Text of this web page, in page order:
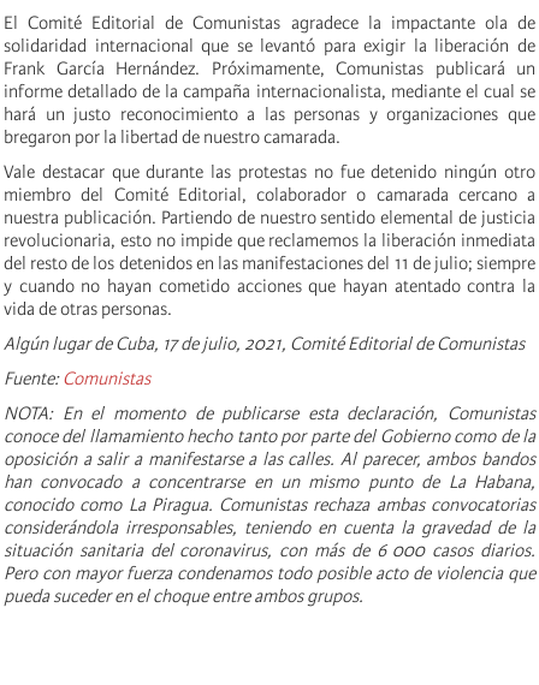
El Comité Editorial de Comunistas agradece la impactante ola de
solidaridad internacional que se levantó para exigir la liberación de
Frank García Hernández. Próximamente, Comunistas publicará un
informe detallado de la campaña internacionalista, mediante el cual se
hará un justo reconocimiento a las personas y organizaciones que
bregaron por la libertad de nuestro camarada.
Vale destacar que durante las protestas no fue detenido ningún otro
miembro del Comité Editorial, colaborador o camarada cercano a
nuestra publicación. Partiendo de nuestro sentido elemental de justicia
revolucionaria, esto no impide que reclamemos la liberación inmediata
del resto de los detenidos en las manifestaciones del 11 de julio; siempre
y cuando no hayan cometido acciones que hayan atentado contra la
vida de otras personas.
Algún lugar de Cuba, 17 de julio, 2021, Comité Editorial de Comunistas
Fuente:Comunistas
NOTA: En el momento de publicarse esta declaración, Comunistas
conoce del llamamiento hecho tanto por parte del Gobierno como de la
oposición a salir a manifestarse a las calles. Al parecer, ambos bandos
han convocado a concentrarse en un mismo punto de La Habana,
conocido como La Piragua. Comunistas rechaza ambas convocatorias
considerándola irresponsables, teniendo en cuenta la gravedad de la
situación sanitaria del coronavirus, con más de 6 000 casos diarios.
Pero con mayor fuerza condenamos todo posible acto de violencia que
pueda suceder en el choque entre ambos grupos.